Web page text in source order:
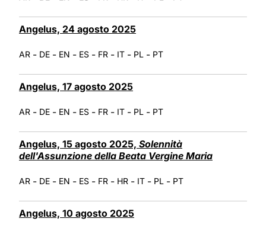
Angelus, 24 agosto 2025
AR - DE - EN - ES - FR - IT - PL - PT
Angelus, 17 agosto 2025
AR - DE - EN - ES - FR - IT - PL - PT
Angelus, 15 agosto 2025, Solennità
dell'Assunzione della Beata Vergine Maria
AR - DE - EN - ES - FR - HR - IT - PL - PT
Angelus, 10 agosto 2025